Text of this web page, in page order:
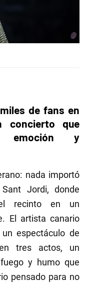
de fans en
concierto que
emoción y
nada importó
Jordi, donde
recinto en un
El artista canario
espectáculo de
tres actos, un
y humo que
pensado para no